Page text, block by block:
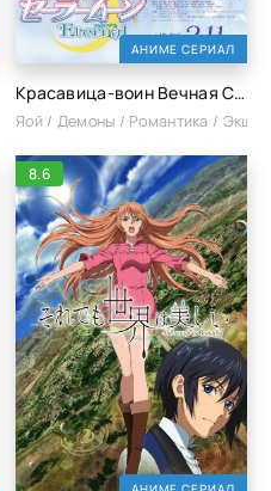
АНИМЕ СЕРИАЛ
Красавица-воин Вечная Сейлор Мун. Фильм 2
Яой / Демоны / Романтика / Экшен
8.6